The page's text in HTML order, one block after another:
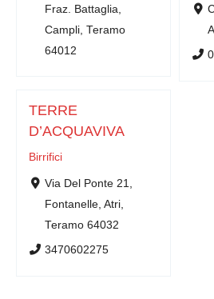
Fraz. Battaglia,
Campli, Teramo
64012
TERRE
D’ACQUAVIVA
Birrifici
Via Del Ponte 21,
Fontanelle, Atri,
Teramo 64032
3470602275